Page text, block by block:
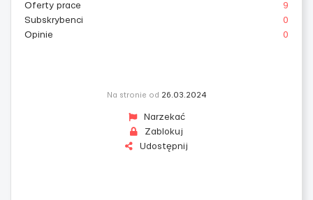
Oferty prace
9
Subskrybenci
0
Opinie
0
Na stronie od 26.03.2024
Narzekać
Zablokuj
Udostępnij